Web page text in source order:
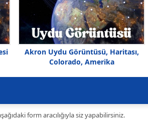
Akron Uydu Görüntüsü, Haritası,
Colorado, Amerika
form aracılığıyla siz yapabilirsiniz.